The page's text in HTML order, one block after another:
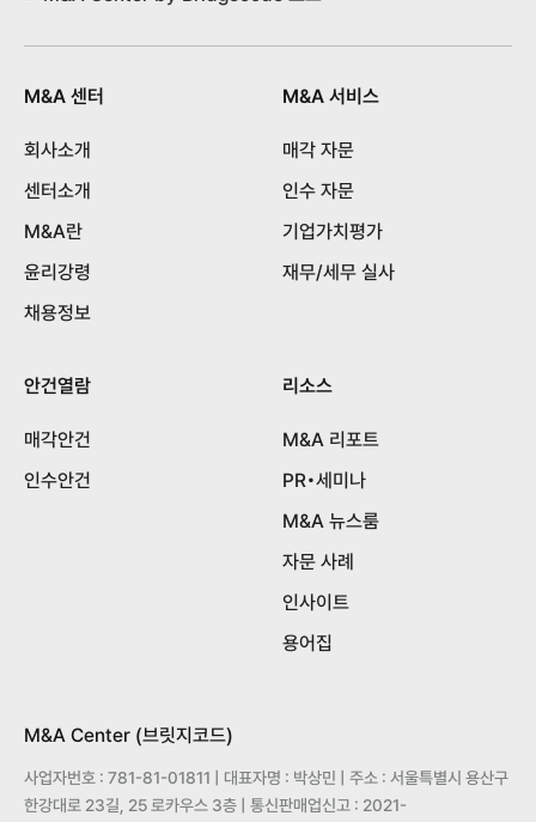
M&A 센터
회사소개
센터소개
M&A란
윤리강령
채용정보
M&A 서비스
매각 자문
인수 자문
기업가치평가
재무/세무 실사
안건열람
매각안건
인수안건
리소스
M&A 리포트
PR•세미나
M&A 뉴스룸
자문 사례
인사이트
용어집
M&A Center (브릿지코드)
사업자번호 : 781-81-01811 | 대표자명 : 박상민 | 주소 : 서울특별시 용산구
한강대로 23길, 25 로카우스 3층 | 통신판매업신고 : 2021-